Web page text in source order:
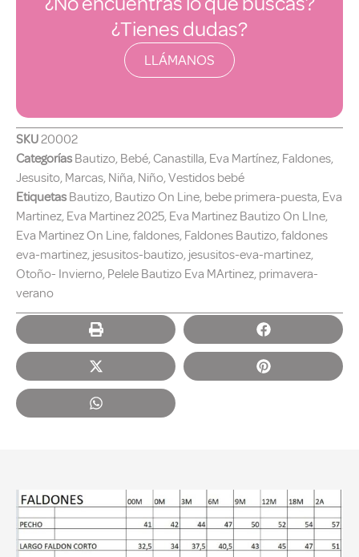
¿Tienes dudas?
LLÁMANOS
SKU20002
Categorías Bautizo, Bebé,Canastilla, Eva Martínez, Faldones,
Jesusito, Marcas, Niña, Niño,Vestidos bebé
Etiquetas Bautizo, Bautizo On Line, bebe primera-puesta, Eva
Martinez, Eva Martinez 2025, Eva Martinez Bautizo On LIne,
Eva Martinez On Line,faldones, Faldones Bautizo,faldones
eva-martinez, jesusitos-bautizo, jesusitos-eva-martinez,
Otoño- Invierno, Pelele Bautizo Eva MArtinez, primavera-
verano